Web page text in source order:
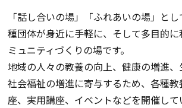
「話し合いの場」「ふれあいの場」と
種団体が身近に手軽に、そして多目的
ミュニティづくりの場です。
地域の人々の教養の向上、健康の増進、
社会福祉の増進に寄与するため、各種
座、実用講座、イベントなどを開催して